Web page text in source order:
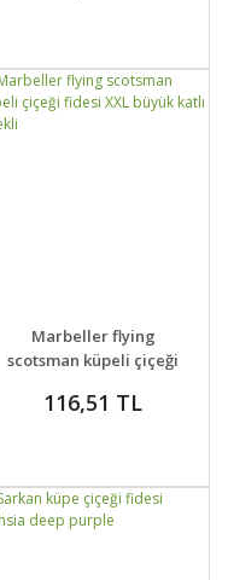
DETAYLAR
VER
Marbeller flying
scotsman küpeli çiçeği
çiçekli
116,51 TL